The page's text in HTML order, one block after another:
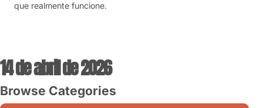
que realmente funcione.
14 de abril de 2026
Browse Categories